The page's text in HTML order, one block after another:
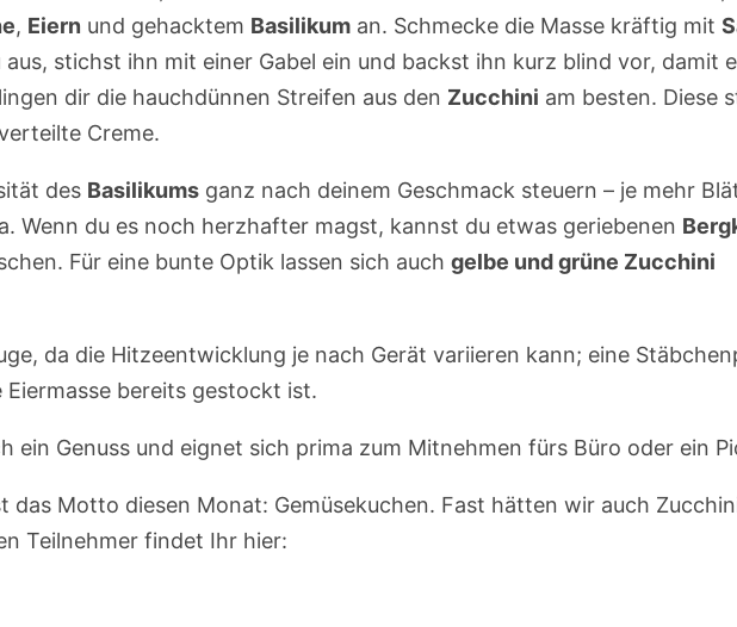
, Eiern und gehacktem Basilikum an. Schmecke die Masse kräftig mit
stichst ihn mit einer Gabel ein und backst ihn kurz blind vor, damit
dir die hauchdünnen Streifen aus den Zucchini am besten. Diese
Creme.
des Basilikums ganz nach deinem Geschmack steuern – je mehr
Wenn du es noch herzhafter magst, kannst du etwas geriebenen
Für eine bunte Optik lassen sich auch gelbe und grüne Zucchini
da die Hitzeentwicklung je nach Gerät variieren kann; eine
bereits gestockt ist.
ein Genuss und eignet sich prima zum Mitnehmen fürs Büro oder ein
das Motto diesen Monat: Gemüsekuchen. Fast hätten wir auch
Teilnehmer findet Ihr hier: